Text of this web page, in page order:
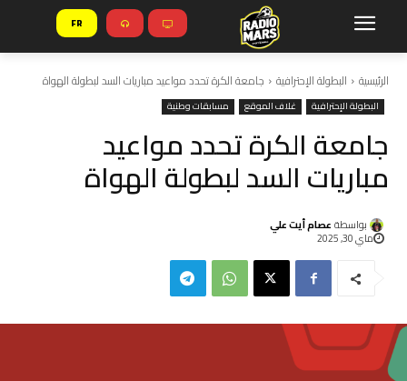
FR
الرئيسية البطولة الإحترافية جامعة الكرة تحدد مواعيد مباريات السد لبطولة الهواة
البطولة الإحترافية غلاف الموقع مسابقات وطنية
جامعة الكرة تحدد مواعيد
مباريات السد لبطولة الهواة
بواسطة عصام أيت علي
ماي 30, 2025